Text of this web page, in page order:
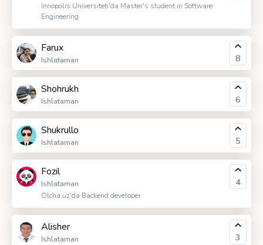
Innopolis Universiteti'da Master's student in Software
Engineering
Farux
Ishlataman 8
Shohrukh
Ishlataman 6
Shukrullo
Ishlataman 5
Fozil
Ishlataman
Olcha.uz'da Backend developer
4
Alisher
Ishlataman 3